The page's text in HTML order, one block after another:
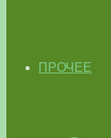
ПРОЧЕЕ